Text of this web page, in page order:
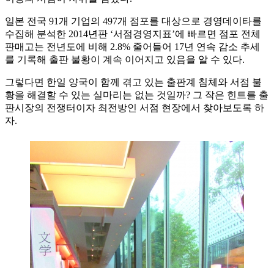
일본 전국 91개 기업의 497개 점포를 대상으로 경영데이타를
수집해 분석한 2014년판 ‘서점경영지표’에 빠르면 점포 전체
판매고는 전년도에 비해 2.8% 줄어들어 17년 연속 감소 추세
를 기록해 출판 불황이 계속 이어지고 있음을 알 수 있다.
그렇다면 한일 양국이 함께 겪고 있는 출판계 침체와 서점 불
황을 해결할 수 있는 실마리는 없는 것일까? 그 작은 힌트를 출
판시장의 전쟁터이자 최전방인 서점 현장에서 찾아보도록 하
자.